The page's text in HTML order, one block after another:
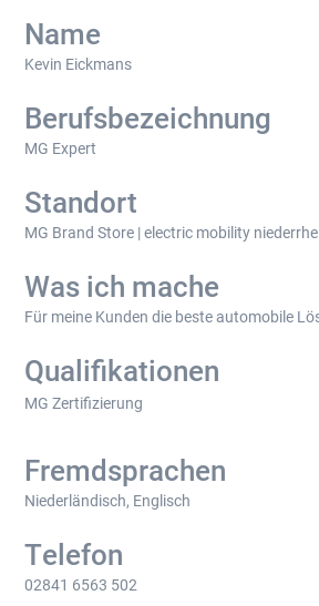
Name
Kevin Eickmans
Berufsbezeichnung
MG Expert
Standort
MG Brand Store | electric mobility
Was ich mache
Für meine Kunden die beste automobile
Qualifikationen
MG Zertifizierung
Fremdsprachen
Niederländisch, Englisch
Telefon
02841 6563 502